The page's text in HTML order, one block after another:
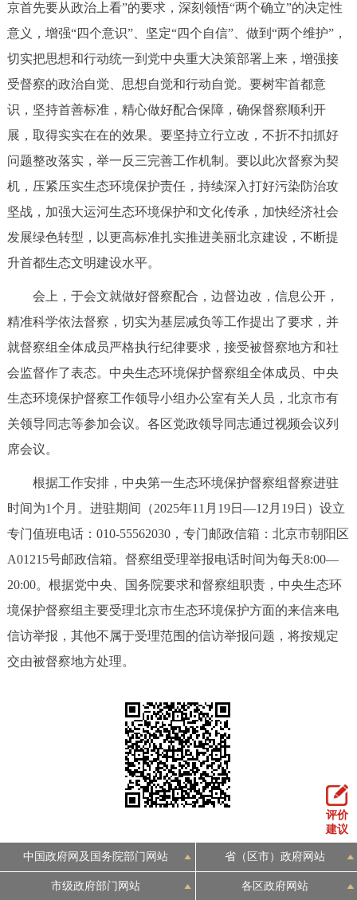
京首先要从政治上看”的要求，深刻领悟“两个确立”的决定性
意义，增强“四个意识”、坚定“四个自信”、做到“两个维护”，
切实把思想和行动统一到党中央重大决策部署上来，增强接
受督察的政治自觉、思想自觉和行动自觉。要树牢首都意
识，坚持首善标准，精心做好配合保障，确保督察顺利开
展，取得实实在在的效果。要坚持立行立改，不折不扣抓好
问题整改落实，举一反三完善工作机制。要以此次督察为契
机，压紧压实生态环境保护责任，持续深入打好污染防治攻
坚战，加强大运河生态环境保护和文化传承，加快经济社会
发展绿色转型，以更高标准扎实推进美丽北京建设，不断提
升首都生态文明建设水平。
会上，于会文就做好督察配合，边督边改，信息公开，
精准科学依法督察，切实为基层减负等工作提出了要求，并
就督察组全体成员严格执行纪律要求，接受被督察地方和社
会监督作了表态。中央生态环境保护督察组全体成员、中央
生态环境保护督察工作领导小组办公室有关人员，北京市有
关领导同志等参加会议。各区党政领导同志通过视频会议列
席会议。
根据工作安排，中央第一生态环境保护督察组督察进驻
时间为1个月。进驻期间（2025年11月19日—12月19日）设立
专门值班电话：010-55562030，专门邮政信箱：北京市朝阳区
A01215号邮政信箱。督察组受理举报电话时间为每天8:00—
20:00。根据党中央、国务院要求和督察组职责，中央生态环
境保护督察组主要受理北京市生态环境保护方面的来信来电
信访举报，其他不属于受理范围的信访举报问题，将按规定
交由被督察地方处理。
评价
建议
中国政府网及国务院部门网站 省（区市）政府网站
市级政府部门网站 各区政府网站